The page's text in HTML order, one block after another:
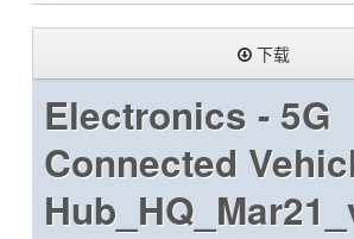
下载
Electronics - 5G
Connected